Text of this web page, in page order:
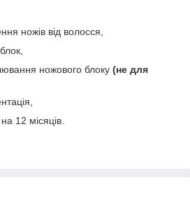
ножів від волосся,
ножового блоку (не для
12 місяців.